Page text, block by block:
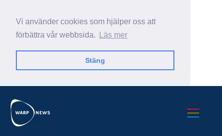
Vi använder cookies som hjälper oss att
förbättra vår webbsida.
Läs mer
Stäng